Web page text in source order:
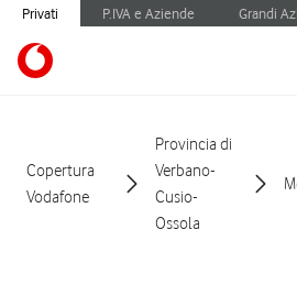
Privati P.IVA e Aziende Grandi
Copertura
Vodafone
Provincia di
Verbano-
Cusio-
Ossola